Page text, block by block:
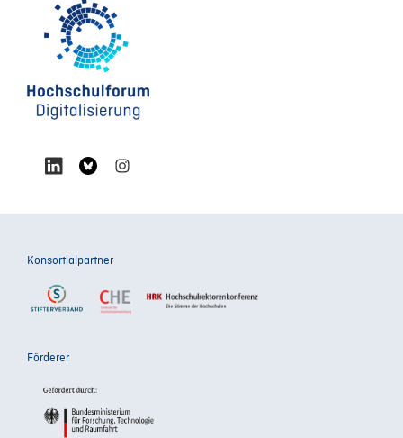
Konsortialpartner
Förderer